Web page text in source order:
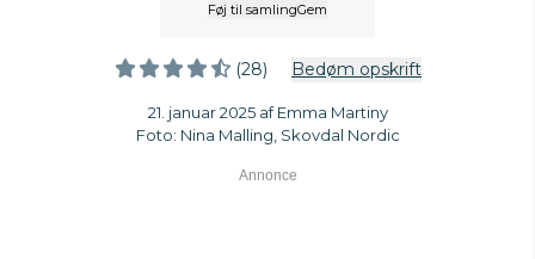
Føj til samlingGem
(28) Bedøm opskrift
21. januar 2025 af Emma Martiny
Foto: Nina Malling, Skovdal Nordic